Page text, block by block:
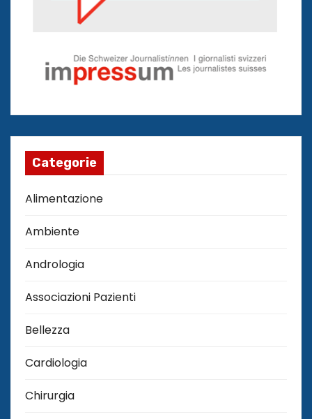
Categorie
Alimentazione
Ambiente
Andrologia
Associazioni Pazienti
Bellezza
Cardiologia
Chirurgia